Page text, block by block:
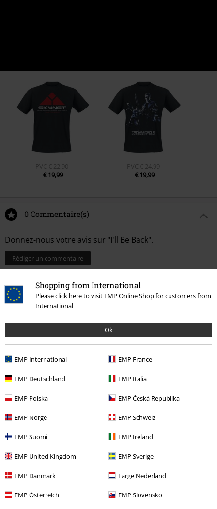
Shopping from International
Please click here to visit EMP Online Shop for customers from
International
Ok
EMP International EMP France
EMP Deutschland EMP Italia
EMP Polska EMP Česká Republika
EMP Norge EMP Schweiz
EMP Suomi EMP Ireland
EMP United Kingdom EMP Sverige
EMP Danmark Large Nederland
EMP Österreich EMP Slovensko
PVC € 22,90
€ 19,99
PVC € 24,99
€ 19,99
0 Commentaire(s)
Donnez-nous votre avis sur "I'll Be Back".
Rédiger un commentaire
Dernière visite
PVC€ 22,90